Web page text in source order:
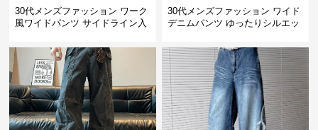
30代メンズファッション ワーク
風ワイドパンツ サイドライン入
30代メンズファッション ワイド
デニムパンツ ゆったりシルエッ